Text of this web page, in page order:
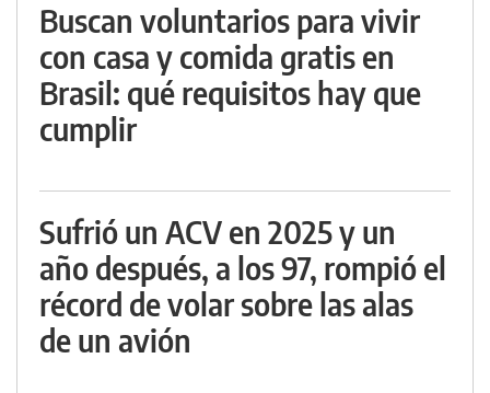
Buscan voluntarios para vivir
con casa y comida gratis en
Brasil: qué requisitos hay que
cumplir
Sufrió un ACV en 2025 y un
año después, a los 97, rompió el
récord de volar sobre las alas
de un avión